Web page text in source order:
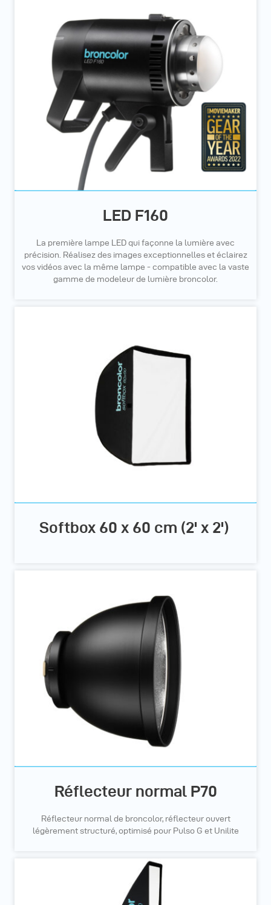
LED F160
La première lampe LED qui façonne la lumière avec
précision. Réalisez des images exceptionnelles et éclairez
vos vidéos avec la même lampe - compatible avec la vaste
gamme de modeleur de lumière broncolor.
Softbox 60 x 60 cm (2' x 2')
Réflecteur normal P70
Réflecteur normal de broncolor, réflecteur ouvert
légèrement structuré, optimisé pour Pulso G et Unilite